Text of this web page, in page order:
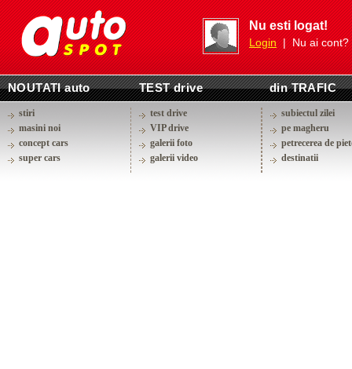
Nu esti logat!
Login| Nu ai cont?
NOUTATI auto TEST drive din TRAFIC
stiri
masini noi
concept cars
super cars
test drive
VIP drive
galerii foto
galerii video
subiectul zilei
pe magheru
petrecerea de
destinatii